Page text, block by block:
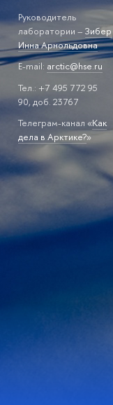
Руководитель
лаборатории – Зибер
Инна Арнольдовна
E-mail: arctic@hse.ru
Тел.: +7 495 772 95
90, доб. 23767
Телеграм-канал «Как
дела в Арктике?»